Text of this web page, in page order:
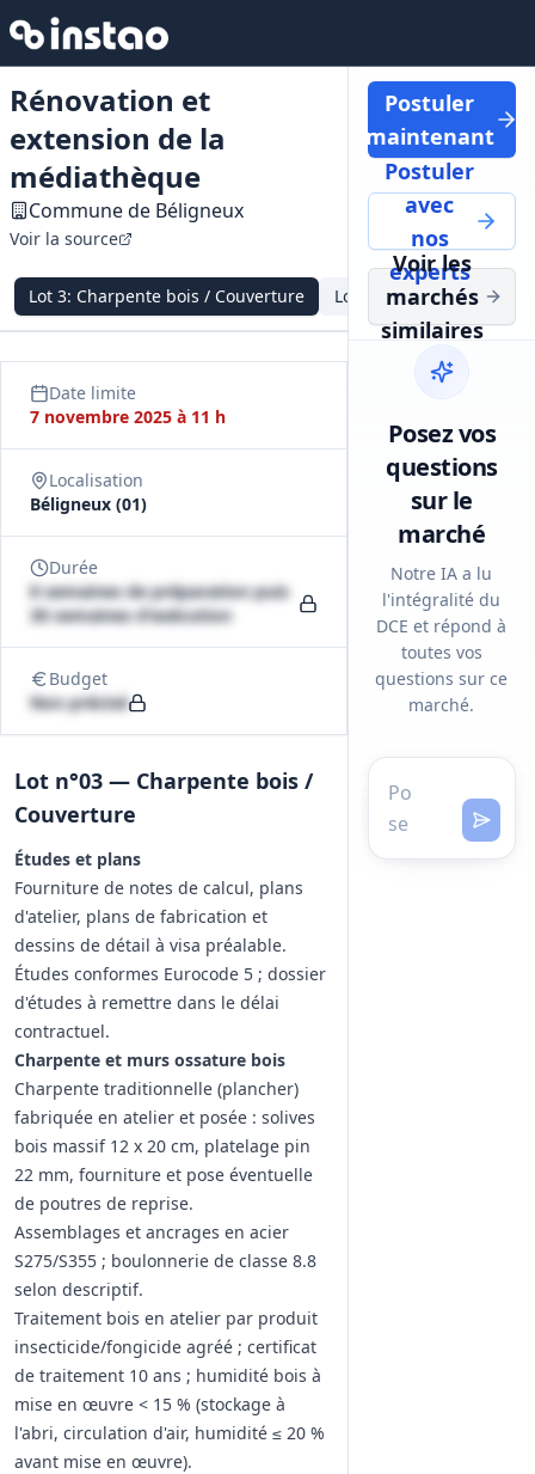
Rénovation et
extension de la
médiathèque
Commune de Béligneux
Voir la source
Lot 3: Charpente bois / Couverture Lot Menuiseries
Date limite
7 novembre 2025 à 11 h
Localisation
Béligneux (01)
Durée
8 semaines de préparation puis
30 semaines d'exécution
Budget
Non précisé
Lot n°03 — Charpente bois /
Couverture
Études et plans
Fourniture de notes de calcul, plans
d'atelier, plans de fabrication et
dessins de détail à visa préalable.
Études conformes Eurocode 5 ; dossier
d'études à remettre dans le délai
contractuel.
Charpente et murs ossature bois
Charpente traditionnelle (plancher)
fabriquée en atelier et posée : solives
bois massif 12 x 20 cm, platelage pin
22 mm, fourniture et pose éventuelle
de poutres de reprise.
Assemblages et ancrages en acier
S275/S355 ; boulonnerie de classe 8.8
selon descriptif.
Traitement bois en atelier par produit
insecticide/fongicide agréé ; certificat
de traitement 10 ans ; humidité bois à
mise en œuvre < 15 % (stockage à
l'abri, circulation d'air, humidité ≤ 20 %
avant mise en œuvre).
Postuler
maintenant
Postuler
avec
nos
experts
Voir les
marchés
similaires
Posez vos
questions
sur le
marché
Notre IA a lu
l'intégralité du
DCE et répond à
toutes vos
questions sur ce
marché.